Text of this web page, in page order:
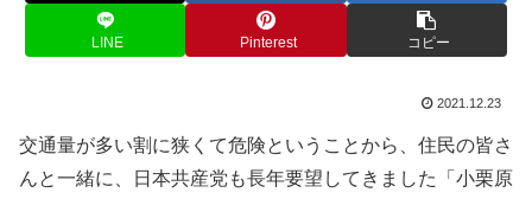
LINE Pinterest コピー
2021.12.23
交通量が多い割に狭くて危険ということから、住民の皆さ
んと一緒に、日本共産党も長年要望してきました「小栗原